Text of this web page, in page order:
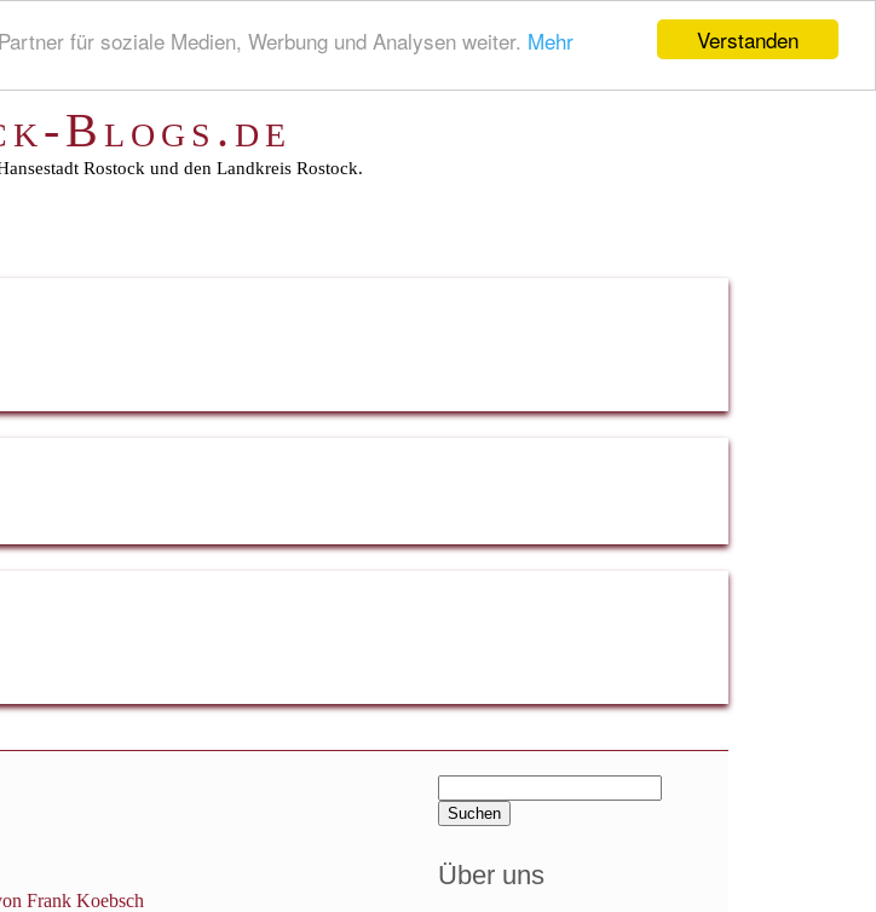
Verstanden
für soziale Medien, Werbung und Analysen weiter. Mehr
Blogs.de
Rostock und den Landkreis Rostock.
Frank Koebsch
nach:
Über uns